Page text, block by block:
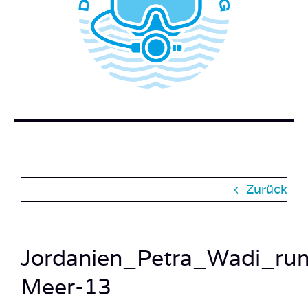
WER STECKT HINTER DEM TAUCHERBLOG?
BUCH BESTELLEN
Zurück
Meer-13